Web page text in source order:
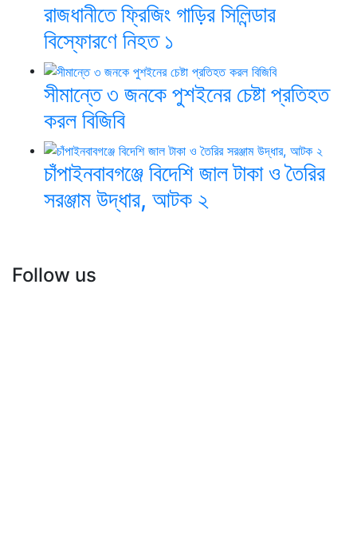
রাজধানীতে ফ্রিজিং গাড়ির সিলিন্ডার
বিস্ফোরণে নিহত ১
সীমান্তে ৩ জনকে পুশইনের চেষ্টা প্রতিহত
করল বিজিবি
চাঁপাইনবাবগঞ্জে বিদেশি জাল টাকা ও তৈরির
সরঞ্জাম উদ্ধার, আটক ২
Follow us